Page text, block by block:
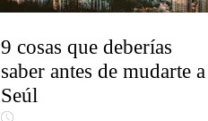
9 cosas que deberías
saber antes de mudarte a
Seúl